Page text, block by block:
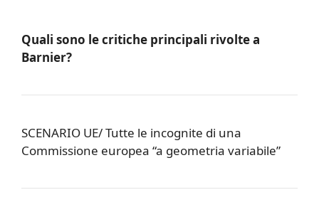
Quali sono le critiche principali rivolte a
Barnier?
SCENARIO UE/ Tutte le incognite di una
Commissione europea “a geometria variabile”